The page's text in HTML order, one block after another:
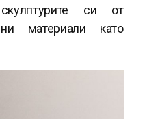
си от
материали като